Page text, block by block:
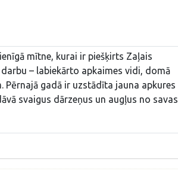
mītne, kurai ir piešķirts Zaļais
– labiekārto apkaimes vidi, domā
Pērnajā gadā ir uzstādīta jauna apkures
svaigus dārzeņus un augļus no savas